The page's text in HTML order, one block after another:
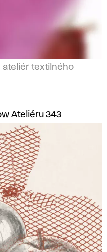
ateliér textilného
Ateliéru 343